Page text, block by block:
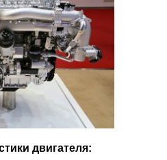
двигателя: